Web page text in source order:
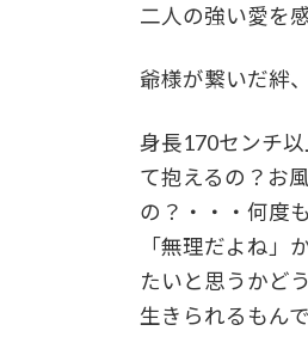
二人の強い愛を
爺様が繋いだ絆
身長170センチ
て抱えるの？お
の？・・・何度
「無理だよね」
たいと思うかど
生きられるもん